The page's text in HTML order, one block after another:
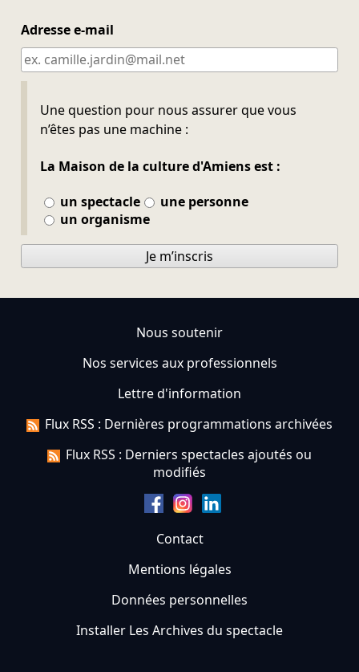
Adresse e-mail
Une question pour nous assurer que vous
n’êtes pas une machine :
La Maison de la culture d'Amiens est :
un spectacle
une personne
un organisme
Ne pas remplir
Je m’inscris
Nous soutenir
Nos services aux professionnels
Lettre d'information
Flux RSS : Dernières programmations archivées
Flux RSS : Derniers spectacles ajoutés ou
modifiés
Contact
Mentions légales
Données personnelles
Installer Les Archives du spectacle